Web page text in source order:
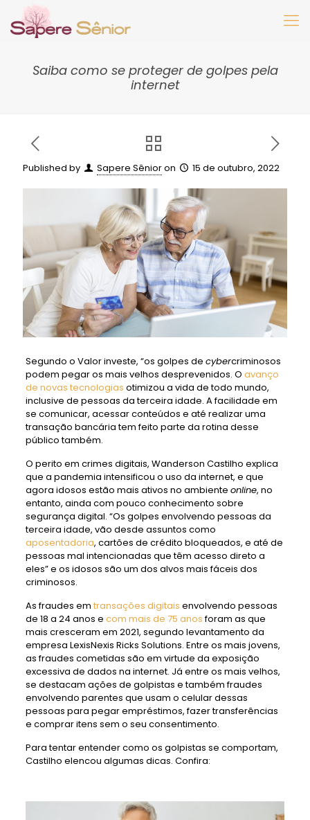
Saiba como se proteger de golpes pela
internet
Published by Sapere Sênioron 15 de outubro, 2022
Segundo o Valor investe, “os golpes de cybercriminosos
podem pegar os mais velhos desprevenidos. O avanço
de novas tecnologias otimizou a vida de todo mundo,
inclusive de pessoas da terceira idade. A facilidade em
se comunicar, acessar conteúdos e até realizar uma
transação bancária tem feito parte da rotina desse
público também.
O perito em crimes digitais, Wanderson Castilho explica
que a pandemia intensificou o uso da internet, e que
agora idosos estão mais ativos no ambiente online, no
entanto, ainda com pouco conhecimento sobre
segurança digital. “Os golpes envolvendo pessoas da
terceira idade, vão desde assuntos como
aposentadoria, cartões de crédito bloqueados, e até de
pessoas mal intencionadas que têm acesso direto a
eles” e os idosos são um dos alvos mais fáceis dos
criminosos.
As fraudes em transações digitais envolvendo pessoas
de 18 a 24 anos e com mais de 75 anosforam as que
mais cresceram em 2021, segundo levantamento da
empresa LexisNexis Ricks Solutions. Entre os mais jovens,
as fraudes cometidas são em virtude da exposição
excessiva de dados na internet. Já entre os mais velhos,
se destacam ações de golpistas e também fraudes
envolvendo parentes que usam o celular dessas
pessoas para pegar empréstimos, fazer transferências
e comprar itens sem o seu consentimento.
Para tentar entender como os golpistas se comportam,
Castilho elencou algumas dicas. Confira: